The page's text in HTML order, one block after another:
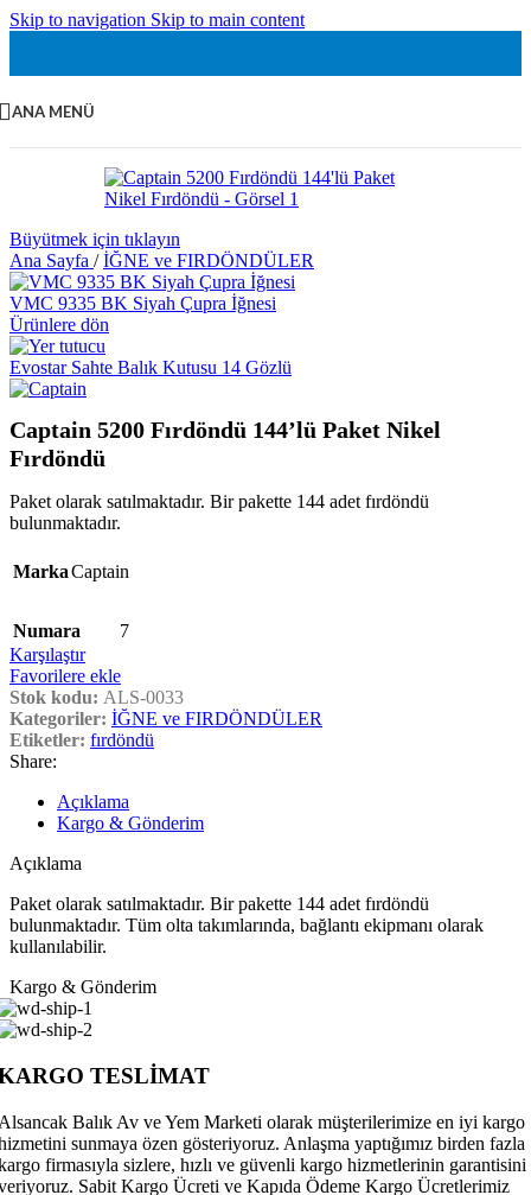
Skip to navigation Skip to main content
ANA MENÜ
Büyütmek için tıklayın
Ana Sayfa / İĞNE ve FIRDÖNDÜLER
VMC 9335 BK Siyah Çupra İğnesi
Ürünlere dön
Evostar Sahte Balık Kutusu 14 Gözlü
Captain 5200 Fırdöndü 144’lü Paket Nikel
Fırdöndü
Paket olarak satılmaktadır. Bir pakette 144 adet fırdöndü
bulunmaktadır.
MarkaCaptain
Numara
7
Karşılaştır
Favorilere ekle
Stok kodu: ALS-0033
Kategoriler: İĞNE ve FIRDÖNDÜLER
Etiketler: fırdöndü
Share:
Açıklama
Kargo & Gönderim
Açıklama
Paket olarak satılmaktadır. Bir pakette 144 adet fırdöndü
bulunmaktadır. Tüm olta takımlarında, bağlantı ekipmanı olarak
kullanılabilir.
Kargo & Gönderim
TESLİMAT
Balık Av ve Yem Marketi olarak müşterilerimize en iyi kargo
sunmaya özen gösteriyoruz. Anlaşma yaptığımız birden fazla
firmasıyla sizlere, hızlı ve güvenli kargo hizmetlerinin garantisini
Sabit Kargo Ücreti ve Kapıda Ödeme Kargo Ücretlerimiz